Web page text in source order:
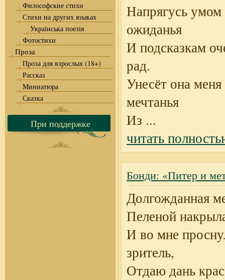
Философские стихи
Стихи на других языках
Українська поезія
Фотостихи
Проза
Проза для взрослых (18+)
Рассказ
Миниатюра
Сказка
При поддержке
Напрягусь умом
ожиданья
И подсказкам
рад.
Унесёт она меня
мечтанья
Из ...
читать
Бонди: «Питер и
Долгожданная
Пеленой
И во мне
зритель,
Отдаю дань